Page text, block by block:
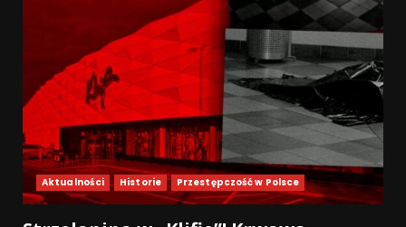
Aktualności Historie Przestępczość w Polsce